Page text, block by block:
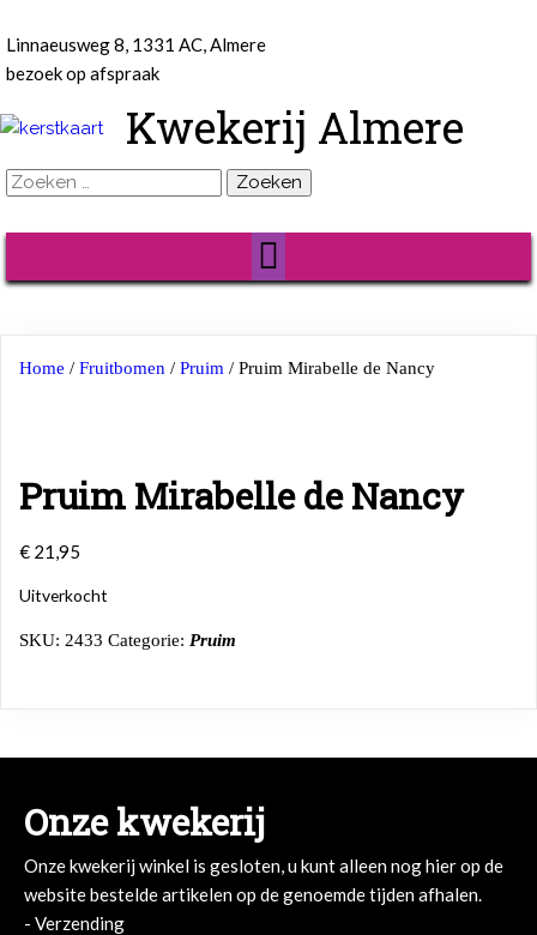
Linnaeusweg 8, 1331 AC, Almere
bezoek op afspraak
Kwekerij Almere
Zoeken
Home / Fruitbomen / Pruim / Pruim Mirabelle de Nancy
Pruim Mirabelle de Nancy
€ 21,95
Uitverkocht
SKU: 2433 Categorie: Pruim
Onze kwekerij
Onze kwekerij winkel is gesloten, u kunt alleen nog hier op de
website bestelde artikelen op de genoemde tijden afhalen.
- Verzending